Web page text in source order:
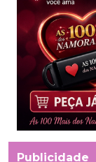
Publicidade